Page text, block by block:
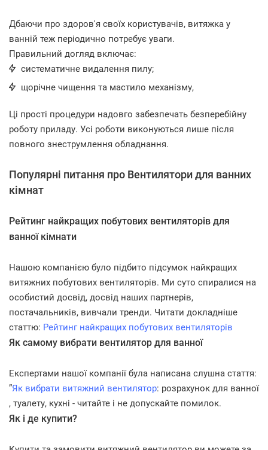
Дбаючи про здоров'я своїх користувачів, витяжка у
ванній теж періодично потребує уваги.
Правильний догляд включає:
систематичне видалення пилу;
щорічне чищення та мастило механізму,
Ці прості процедури надовго забезпечать безперебійну
роботу приладу. Усі роботи виконуються лише після
повного знеструмлення обладнання.
Популярні питання про Вентилятори для ванних
кімнат
Рейтинг найкращих побутових вентиляторів для
ванної кімнати
Нашою компанією було підбито підсумок найкращих
витяжних побутових вентиляторів. Ми суто спиралися на
особистий досвід, досвід наших партнерів,
постачальників, вивчали тренди. Читати докладніше
статтю: Рейтинг найкращих побутових вентиляторів
Як самому вибрати вентилятор для ванної
Експертами нашої компанії була написана слушна стаття:
”Як вибрати витяжний вентилятор: розрахунок для ванної
, туалету, кухні - читайте і не допускайте помилок.
Як і де купити?